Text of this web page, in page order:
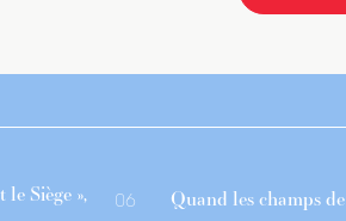
Siège », 06 Quand les champs